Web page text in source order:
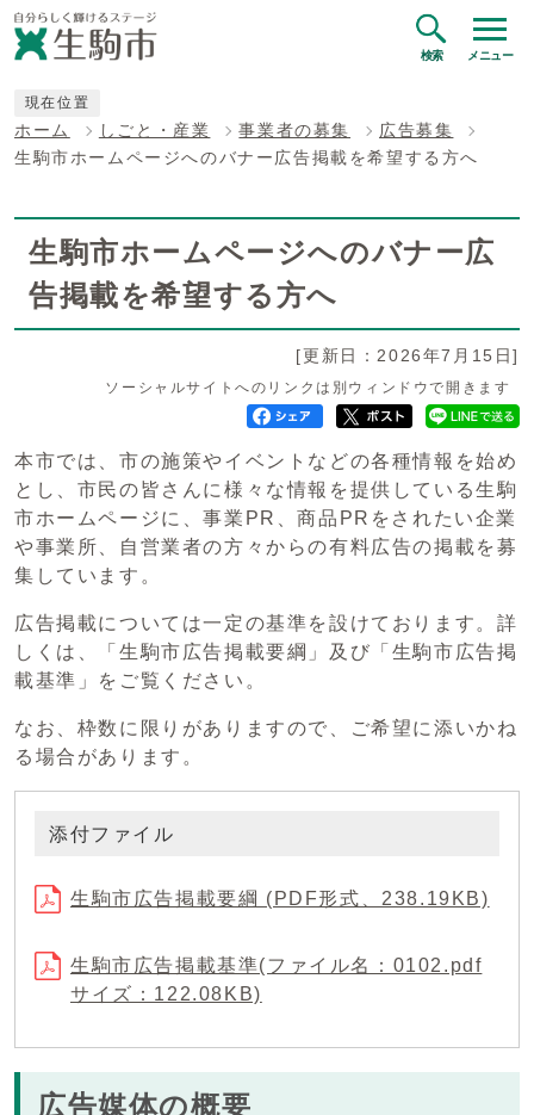
検索 メニュー
現在位置
ホーム しごと・産業 事業者の募集
広告募集
生駒市ホームページへのバナー広告掲載を希望する方へ
生駒市ホームページへのバナー広
告掲載を希望する方へ
[更新日：2026年7月15日]
ソーシャルサイトへのリンクは別ウィンドウで開きます
本市では、市の施策やイベントなどの各種情報を始め
とし、市民の皆さんに様々な情報を提供している生駒
市ホームページに、事業PR、商品PRをされたい企業
や事業所、自営業者の方々からの有料広告の掲載を募
集しています。
広告掲載については一定の基準を設けております。詳
しくは、「生駒市広告掲載要綱」及び「生駒市広告掲
載基準」をご覧ください。
なお、枠数に限りがありますので、ご希望に添いかね
る場合があります。
添付ファイル
生駒市広告掲載要綱 (PDF形式、238.19KB)
生駒市広告掲載基準(ファイル名：0102.pdf
サイズ：122.08KB)
広告媒体の概要